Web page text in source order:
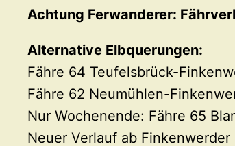
Achtung Ferwanderer:
Alternative Elbquerungen:
Fähre 64 Teufelsbrück-
Fähre 62 Neumühlen-
Nur Wochenende: Fähre 65
Neuer Verlauf ab